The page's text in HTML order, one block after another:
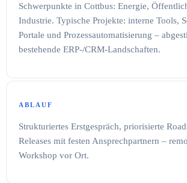
Schwerpunkte in Cottbus: Energie,
Industrie. Typische Projekte: interne Tools,
Portale und Prozessautomatisierung –
bestehende ERP-/CRM-Landschaften.
ABLAUF
Strukturiertes Erstgespräch, priorisierte
Releases mit festen Ansprechpartnern –
Workshop vor Ort.